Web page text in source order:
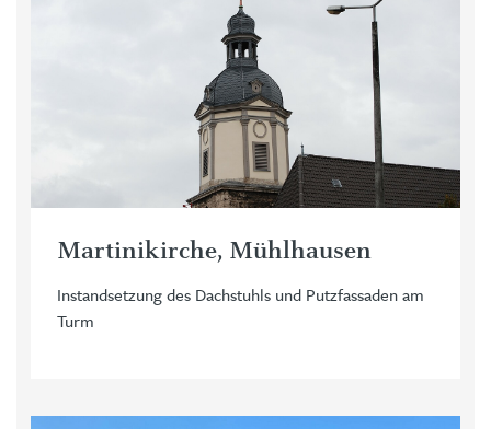
Martinikirche, Mühlhausen
Instandsetzung des Dachstuhls und Putzfassaden am
Turm